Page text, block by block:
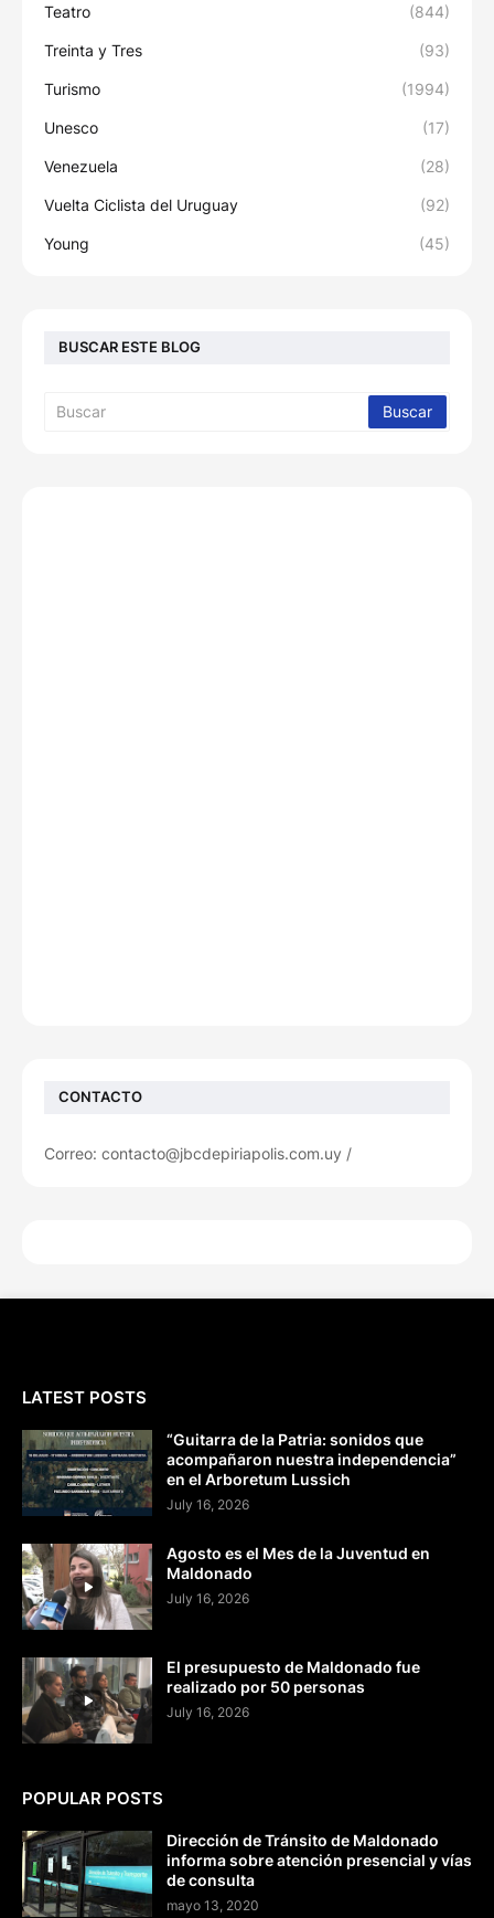
Teatro (844)
Treinta y Tres (93)
Turismo (1994)
Unesco (17)
Venezuela (28)
Vuelta Ciclista del Uruguay (92)
Young (45)
BUSCAR ESTE BLOG
CONTACTO
Correo: contacto@jbcdepiriapolis.com.uy /
LATEST POSTS
“Guitarra de la Patria: sonidos que
acompañaron nuestra independencia”
en el Arboretum Lussich
July 16, 2026
Agosto es el Mes de la Juventud en
Maldonado
July 16, 2026
El presupuesto de Maldonado fue
realizado por 50 personas
July 16, 2026
POPULAR POSTS
Dirección de Tránsito de Maldonado
informa sobre atención presencial y vías
de consulta
mayo 13, 2020